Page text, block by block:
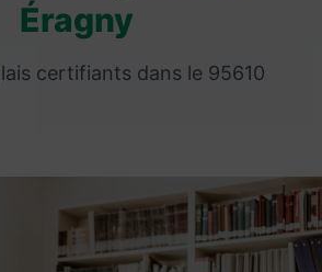
Éragny
certifiants dans le 95610